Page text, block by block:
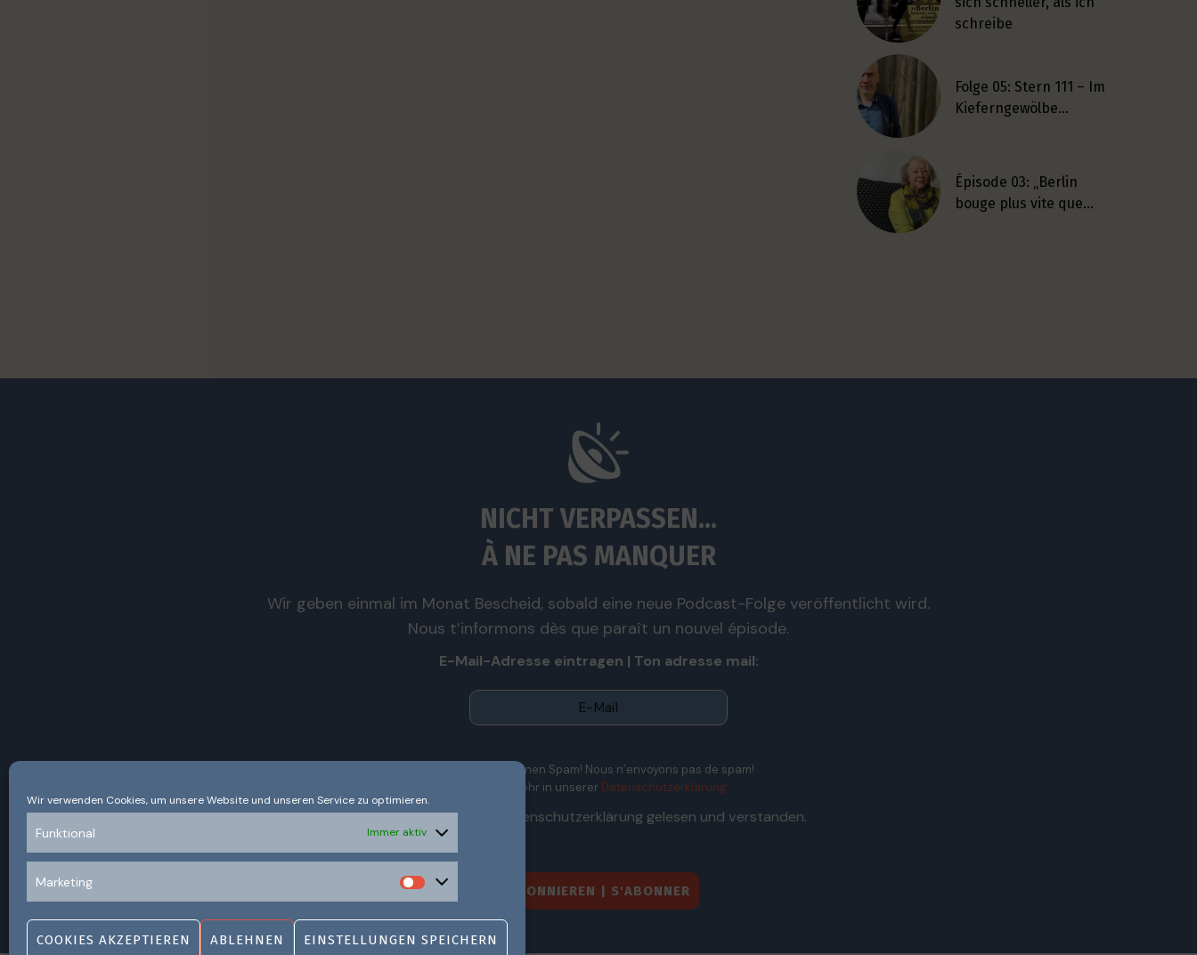
Wir verwenden Cookies, um unsere Website und unseren Service zu optimieren.
Funktional Immer aktiv
Marketing
COOKIES AKZEPTIEREN ABLEHNEN EINSTELLUNGEN SPEICHERN
schreibe
Folge 05: Stern 111 – Im
Kieferngewölbe…
Épisode 03: „Berlin
bouge plus vite que…
NICHT VERPASSEN...
À NE PAS MANQUER
Wir geben einmal im Monat Bescheid, sobald eine neue Podcast-Folge veröffentlicht wird.
Nous t’informons dès que paraît un nouvel épisode.
E-Mail-Adresse eintragen | Ton adresse mail:
Wir senden keinen Spam! Nous n’envoyons pas de spam!
Erfahre mehr in unserer Datenschutzerklärung.
Ich habe die Datenschutzerklärung gelesen und verstanden.